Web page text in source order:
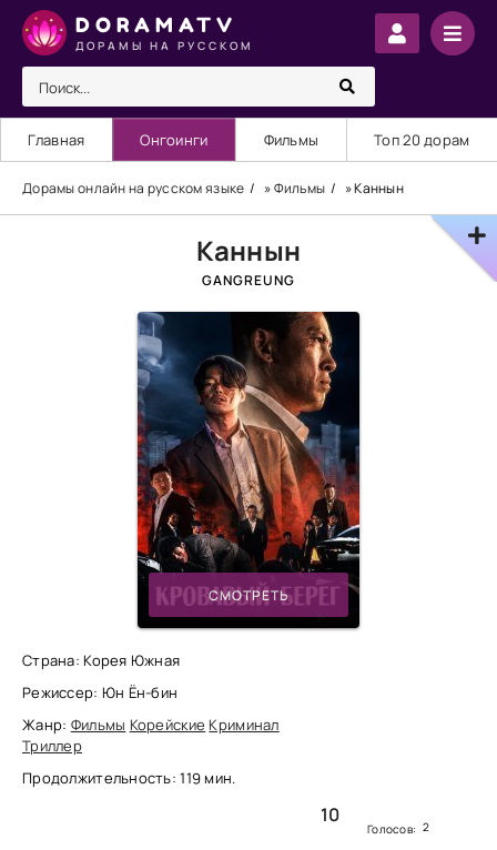
DORAMATV
ДОРАМЫ НА РУССКОМ
Главная Онгоинги Фильмы Топ 20 дорам
Дорамы онлайн на русском языке »Фильмы » Каннын
Каннын
GANGREUNG
СМОТРЕТЬ
Страна: Корея Южная
Режиссер: Юн Ён-бин
Жанр: Фильмы Корейские Криминал
Триллер
Продолжительность: 119 мин.
10
Голосов: 2